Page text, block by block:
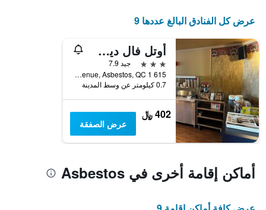
عرض كل الفنادق البالغ عددها 9
أوتل فال ديس سورسيز
3 نجوم
جيد 7.9
615 1 e Avenue, Asbestos, QC, كندا
0.7 كيلومتر عن وسط المدينة
402 ﷼
عرض الصفقة
أماكن إقامة أخرى في Asbestos